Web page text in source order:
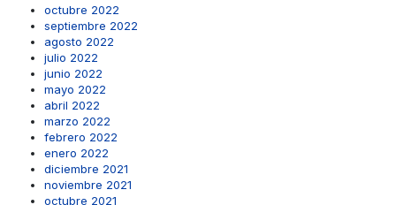
octubre 2022
septiembre 2022
agosto 2022
julio 2022
junio 2022
mayo 2022
abril 2022
marzo 2022
febrero 2022
enero 2022
diciembre 2021
noviembre 2021
octubre 2021